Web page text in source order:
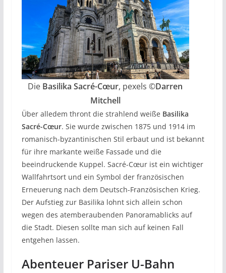
Die Basilika Sacré-Cœur, pexels ©Darren
Mitchell
Über alledem thront die strahlend weiße Basilika
Sacré-Cœur. Sie wurde zwischen 1875 und 1914 im
romanisch-byzantinischen Stil erbaut und ist bekannt
für ihre markante weiße Fassade und die
beeindruckende Kuppel. Sacré-Cœur ist ein wichtiger
Wallfahrtsort und ein Symbol der französischen
Erneuerung nach dem Deutsch-Französischen Krieg.
Der Aufstieg zur Basilika lohnt sich allein schon
wegen des atemberaubenden Panoramablicks auf
die Stadt. Diesen sollte man sich auf keinen Fall
entgehen lassen.
Abenteuer Pariser U-Bahn